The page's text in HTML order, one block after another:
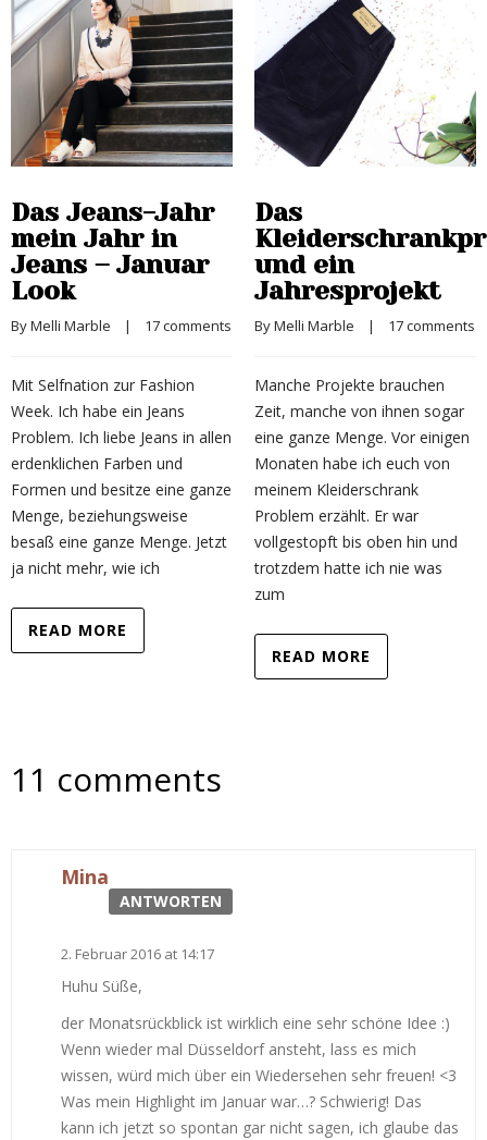
Das Jeans-Jahr
mein Jahr in
Jeans – Januar
Look
By Melli Marble
    |
17 comments
Mit Selfnation zur Fashion
Week. Ich habe ein Jeans
Problem. Ich liebe Jeans in allen
erdenklichen Farben und
Formen und besitze eine ganze
Menge, beziehungsweise
besaß eine ganze Menge. Jetzt
ja nicht mehr, wie ich
READ MORE
Das
und ein
Jahresprojekt
By Melli Marble
    |
17 comments
Manche Projekte brauchen
Zeit, manche von ihnen sogar
eine ganze Menge. Vor einigen
Monaten habe ich euch von
meinem Kleiderschrank
Problem erzählt. Er war
vollgestopft bis oben hin und
trotzdem hatte ich nie was
zum
READ MORE
11 comments
Mina
ANTWORTEN
2. Februar 2016 at 14:17
Huhu Süße,
der Monatsrückblick ist wirklich eine sehr schöne Idee :)
Wenn wieder mal Düsseldorf ansteht, lass es mich
wissen, würd mich über ein Wiedersehen sehr freuen! <3
Was mein Highlight im Januar war…? Schwierig! Das
kann ich jetzt so spontan gar nicht sagen, ich glaube das